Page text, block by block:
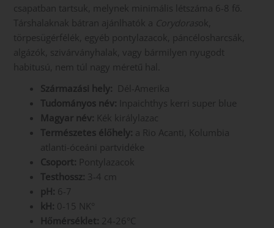
csapatban tartsuk, melynek minimális létszáma 6-8 fő.
Társhalaknak bátran ajánlhatók a Corydorasok,
törpesügérfélék, egyéb pontylazacok, páncélosharcsák,
algázók, szivárványhalak, vagy bármilyen nyugodt
habitusú, nem túl nagy méretű hal.
Származási hely: Dél-Amerika
Tudományos név: Inpaichthys kerri super blue
Magyar név: Kék királylazac
Természetes élőhely: a Rio Acanti, Kolumbia
atlanti-óceáni partvidéke
Csoport: Pontylazacok
Testhossz: 3-4 cm
pH: 6-7
kH: 0-15 NK°
Hőmérséklet: 24-26°C